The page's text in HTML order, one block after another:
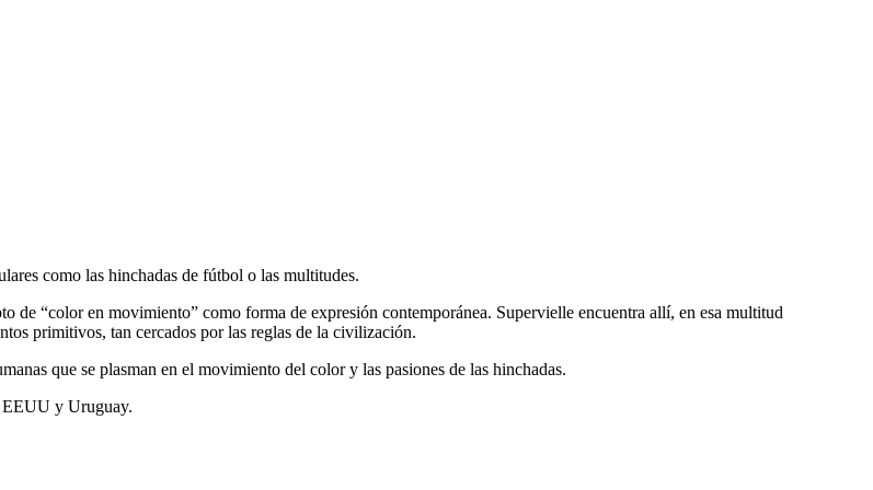
como las hinchadas de fútbol o las multitudes.
de “color en movimiento” como forma de expresión contemporánea. Supervielle encuentra allí, en esa multitud
primitivos, tan cercados por las reglas de la civilización.
que se plasman en el movimiento del color y las pasiones de las hinchadas.
EEUU y Uruguay.